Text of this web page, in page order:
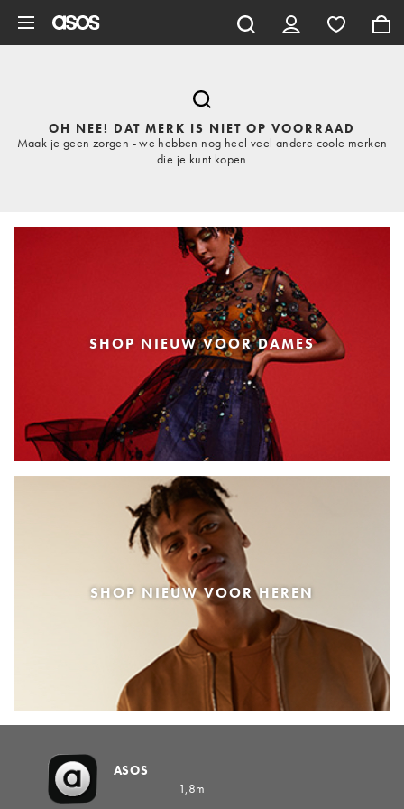
OH NEE! DAT MERK IS NIET OP VOORRAAD
Maak je geen zorgen - we hebben nog heel veel andere coole merken
die je kunt kopen
SHOP NIEUW VOOR DAMES
SHOP NIEUW VOOR HEREN
ASOS
1,8m